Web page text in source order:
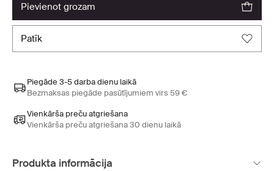
pievienot grozam
patīk
Piegāde 3-5 darba dienu laikā
Bezmaksas piegāde pasūtījumiem virs 59 €
Vienkārša preču atgriešana
Vienkārša preču atgriešana 30 dienu laikā
Produkta informācija